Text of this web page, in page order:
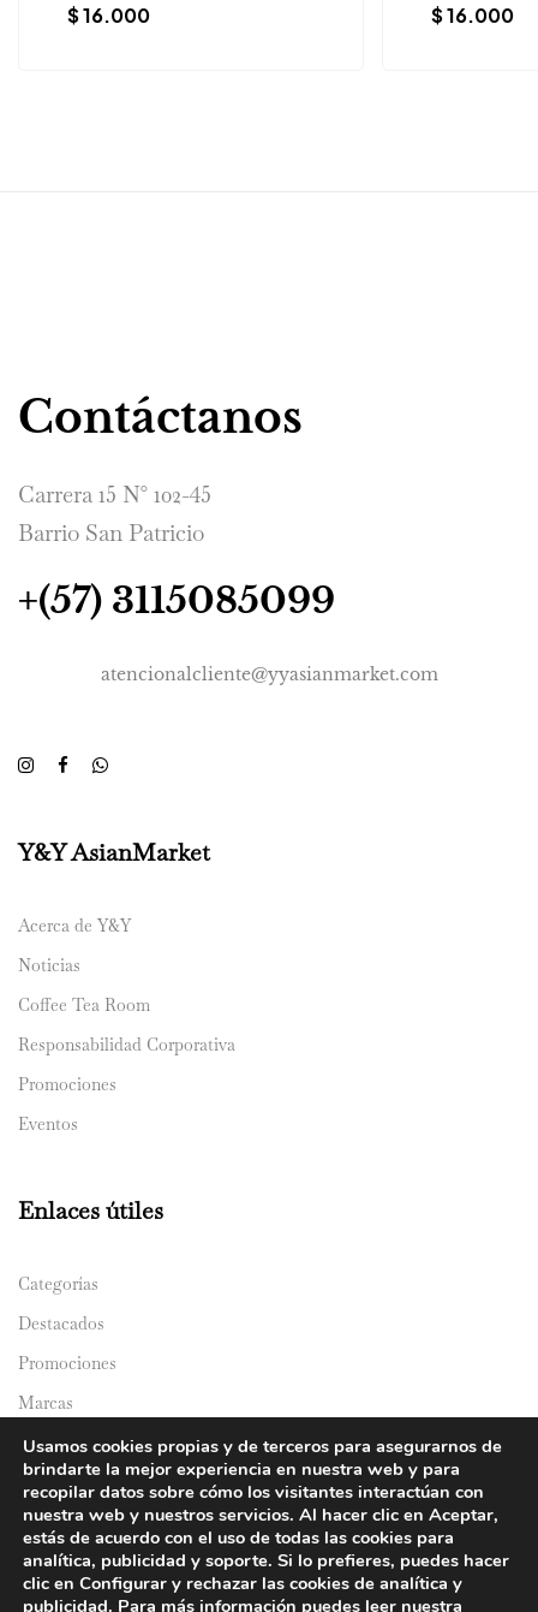
$16.000 $16.000
Contáctanos
Carrera 15 N° 102-45
Barrio San Patricio
+(57) 3115085099
atencionalcliente@yyasianmarket.com
Y&Y AsianMarket
Acerca de Y&Y
Noticias
Coffee Tea Room
Responsabilidad Corporativa
Promociones
Eventos
Enlaces útiles
Categorías
Destacados
Promociones
Marcas
Catálogos
Domicilios
Usamos cookies propias y de terceros para asegurarnos de
brindarte la mejor experiencia en nuestra web y para
recopilar datos sobre cómo los visitantes interactúan con
nuestra web y nuestros servicios. Al hacer clic en Aceptar,
estás de acuerdo con el uso de todas las cookies para
analítica, publicidad y soporte. Si lo prefieres, puedes hacer
clic en Configurar y rechazar las cookies de analítica y
publicidad. Para más información puedes leer nuestra